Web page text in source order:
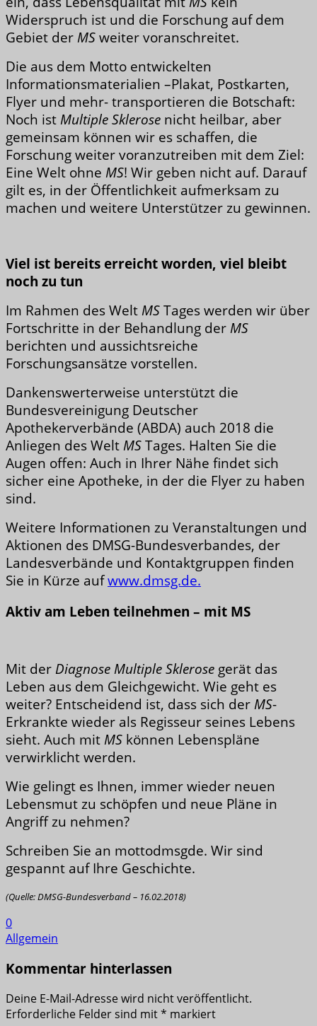
Widerspruch ist und die Forschung auf dem
Gebiet der MS weiter voranschreitet.
Die aus dem Motto entwickelten
Informationsmaterialien –Plakat, Postkarten,
Flyer und mehr- transportieren die Botschaft:
Noch ist Multiple Sklerose nicht heilbar, aber
gemeinsam können wir es schaffen, die
Forschung weiter voranzutreiben mit dem Ziel:
Eine Welt ohne MS! Wir geben nicht auf. Darauf
gilt es, in der Öffentlichkeit aufmerksam zu
machen und weitere Unterstützer zu gewinnen.
Viel ist bereits erreicht worden, viel bleibt
noch zu tun
Im Rahmen des Welt MS Tages werden wir über
Fortschritte in der Behandlung der MS
berichten und aussichtsreiche
Forschungsansätze vorstellen.
Dankenswerterweise unterstützt die
Bundesvereinigung Deutscher
Apothekerverbände (ABDA) auch 2018 die
Anliegen des Welt MS Tages. Halten Sie die
Augen offen: Auch in Ihrer Nähe findet sich
sicher eine Apotheke, in der die Flyer zu haben
sind.
Weitere Informationen zu Veranstaltungen und
Aktionen des DMSG-Bundesverbandes, der
Landesverbände und Kontaktgruppen finden
Sie in Kürze aufwww.dmsg.de.
Aktiv am Leben teilnehmen – mit MS
Mit der Diagnose Multiple Sklerose gerät das
Leben aus dem Gleichgewicht. Wie geht es
weiter? Entscheidend ist, dass sich der MS-
Erkrankte wieder als Regisseur seines Lebens
sieht. Auch mit MS können Lebenspläne
verwirklicht werden.
Wie gelingt es Ihnen, immer wieder neuen
Lebensmut zu schöpfen und neue Pläne in
Angriff zu nehmen?
Schreiben Sie an mottodmsgde. Wir sind
gespannt auf Ihre Geschichte.
(Quelle: DMSG-Bundesverband – 16.02.2018)
0
Allgemein
Kommentar hinterlassen
Deine E-Mail-Adresse wird nicht veröffentlicht.
Erforderliche Felder sind mit* markiert